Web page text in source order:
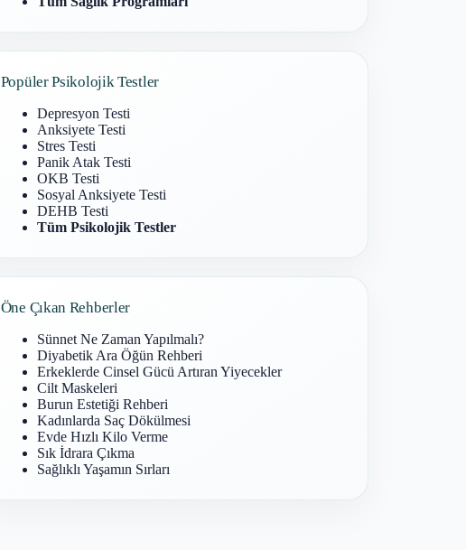
Popüler Psikolojik Testler
Depresyon Testi
Anksiyete Testi
Stres Testi
Panik Atak Testi
OKB Testi
Sosyal Anksiyete Testi
DEHB Testi
Tüm Psikolojik Testler
Öne Çıkan Rehberler
Sünnet Ne Zaman Yapılmalı?
Diyabetik Ara Öğün Rehberi
Erkeklerde Cinsel Gücü Artıran Yiyecekler
Cilt Maskeleri
Burun Estetiği Rehberi
Kadınlarda Saç Dökülmesi
Evde Hızlı Kilo Verme
Sık İdrara Çıkma
Sağlıklı Yaşamın Sırları